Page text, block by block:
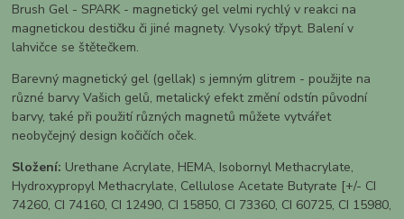
Brush Gel - SPARK - magnetický gel velmi rychlý v reakci na
magnetickou destičku či jiné magnety. Vysoký třpyt. Balení v
lahvičce se štětečkem.
Barevný magnetický gel (gellak) s jemným glitrem - použijte na
různé barvy Vašich gelů, metalický efekt změní odstín původní
barvy, také při použití různých magnetů můžete vytvářet
neobyčejný design kočičích oček.
Složení: Urethane Acrylate, HEMA, Isobornyl Methacrylate,
Hydroxypropyl Methacrylate, Cellulose Acetate Butyrate [+/- CI
74260, CI 74160, CI 12490, CI 15850, CI 73360, CI 60725, CI 15980,